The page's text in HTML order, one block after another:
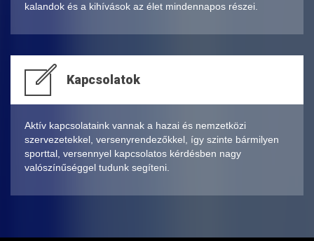
kalandok és a kihívások az élet mindennapos részei.
Kapcsolatok
Aktív kapcsolataink vannak a hazai és nemzetközi
szervezetekkel, versenyrendezőkkel, így szinte bármilyen
sporttal, versennyel kapcsolatos kérdésben nagy
valószínűséggel tudunk segíteni.